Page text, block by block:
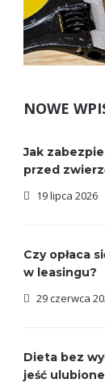
NOWE
Jak
przed
19 lipca 2026
Czy opłaca
w leasingu?
29 czerwca
Dieta bez
jeść